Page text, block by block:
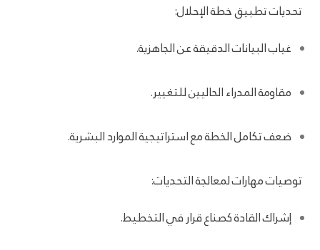
تحديات تطبيق خطة الإحلال:
غياب البيانات الدقيقة عن الجاهزية.
مقاومة المدراء الحاليين للتغيير.
ضعف تكامل الخطة مع استراتيجية الموارد البشرية.
توصيات مهارات لمعالجة التحديات:
إشراك القادة كصناع قرار في التخطيط.